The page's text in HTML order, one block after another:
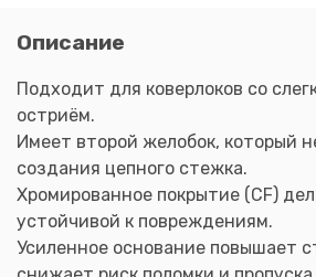
Описание
Подходит для коверлоков со
остриём.
Имеет второй желобок, который
создания цепного стежка.
Хромированное покрытие (CF)
устойчивой к повреждениям.
Усиленное основание повышает